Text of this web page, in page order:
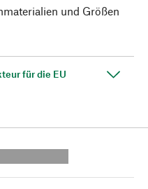
und Größen
für die EU